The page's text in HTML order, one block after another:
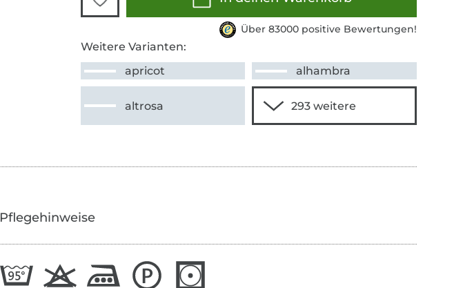
Über 83000 positive Bewertungen!
Weitere Varianten:
apricot
alhambra
altrosa
Pflegehinweise